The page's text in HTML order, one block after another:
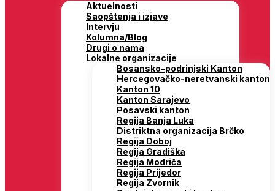
Aktuelnosti
Saopštenja i izjave
Intervju
Kolumna/Blog
Drugi o nama
Lokalne organizacije
Bosansko-podrinjski Kanton
Hercegovačko-neretvanski kanton
Kanton 10
Kanton Sarajevo
Posavski kanton
Regija Banja Luka
Distriktna organizacija Brčko
Regija Doboj
Regija Gradiška
Regija Modriča
Regija Prijedor
Regija Zvornik